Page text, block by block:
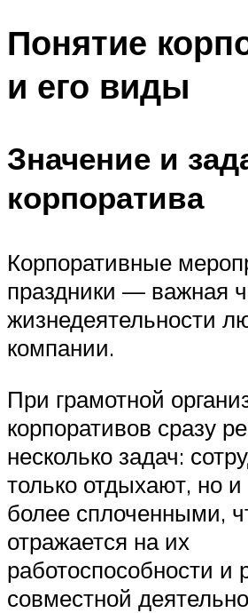
Понятие
и его виды
Значение и
корпоратива
Корпоративные
праздники — важная
жизнедеятельности
компании.
При грамотной
корпоративов сразу
несколько задач:
только отдыхают, но и
более сплоченными,
отражается на их
работоспособности и
совместной